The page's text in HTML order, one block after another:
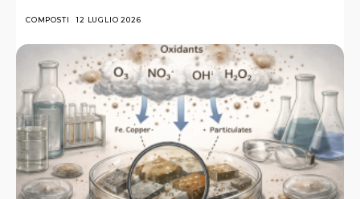
COMPOSTI 12 LUGLIO 2026